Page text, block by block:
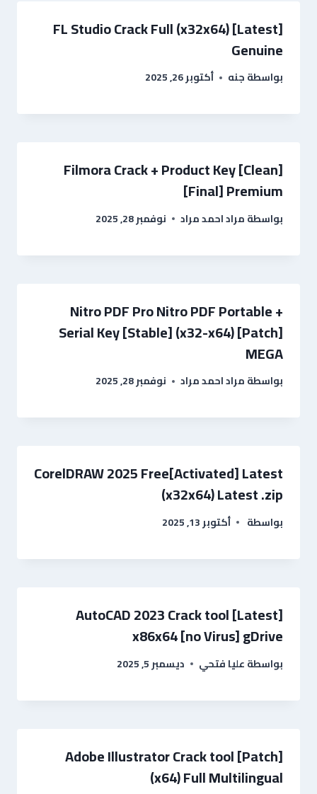
FL Studio Crack Full (x32x64) [Latest]
Genuine
بواسطةجنه أكتوبر 26, 2025
Filmora Crack + Product Key [Clean]
[Final] Premium
بواسطةمراد احمد مراد نوفمبر 28, 2025
Nitro PDF Pro Nitro PDF Portable +
Serial Key [Stable] (x32-x64) [Patch]
MEGA
بواسطةمراد احمد مراد نوفمبر 28, 2025
CorelDRAW 2025 Free[Activated] Latest
(x32x64) Latest .zip
بواسطة أكتوبر 13, 2025
AutoCAD 2023 Crack tool [Latest]
x86x64 [no Virus] gDrive
بواسطةعليا فتحي ديسمبر 5, 2025
Adobe Illustrator Crack tool [Patch]
(x64) Full Multilingual